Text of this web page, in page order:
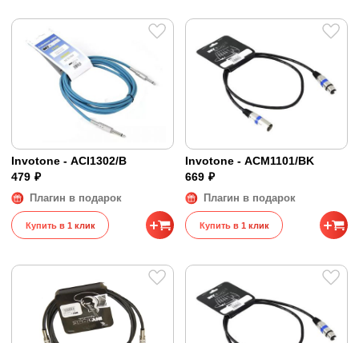
Invotone - ACI1302/B
479 ₽
Плагин в подарок
Купить в 1 клик
Invotone - ACM1101/BK
669 ₽
Плагин в подарок
Купить в 1 клик